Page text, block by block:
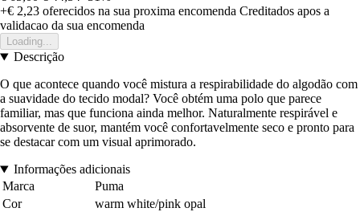
+€ 2,23 oferecidos na sua proxima encomenda Creditados apos a
validacao da sua encomenda
Loading...
Descrição
O que acontece quando você mistura a respirabilidade do algodão com
a suavidade do tecido modal? Você obtém uma polo que parece
familiar, mas que funciona ainda melhor. Naturalmente respirável e
absorvente de suor, mantém você confortavelmente seco e pronto para
se destacar com um visual aprimorado.
Informações adicionais
Marca
Puma
Cor
warm white/pink opal